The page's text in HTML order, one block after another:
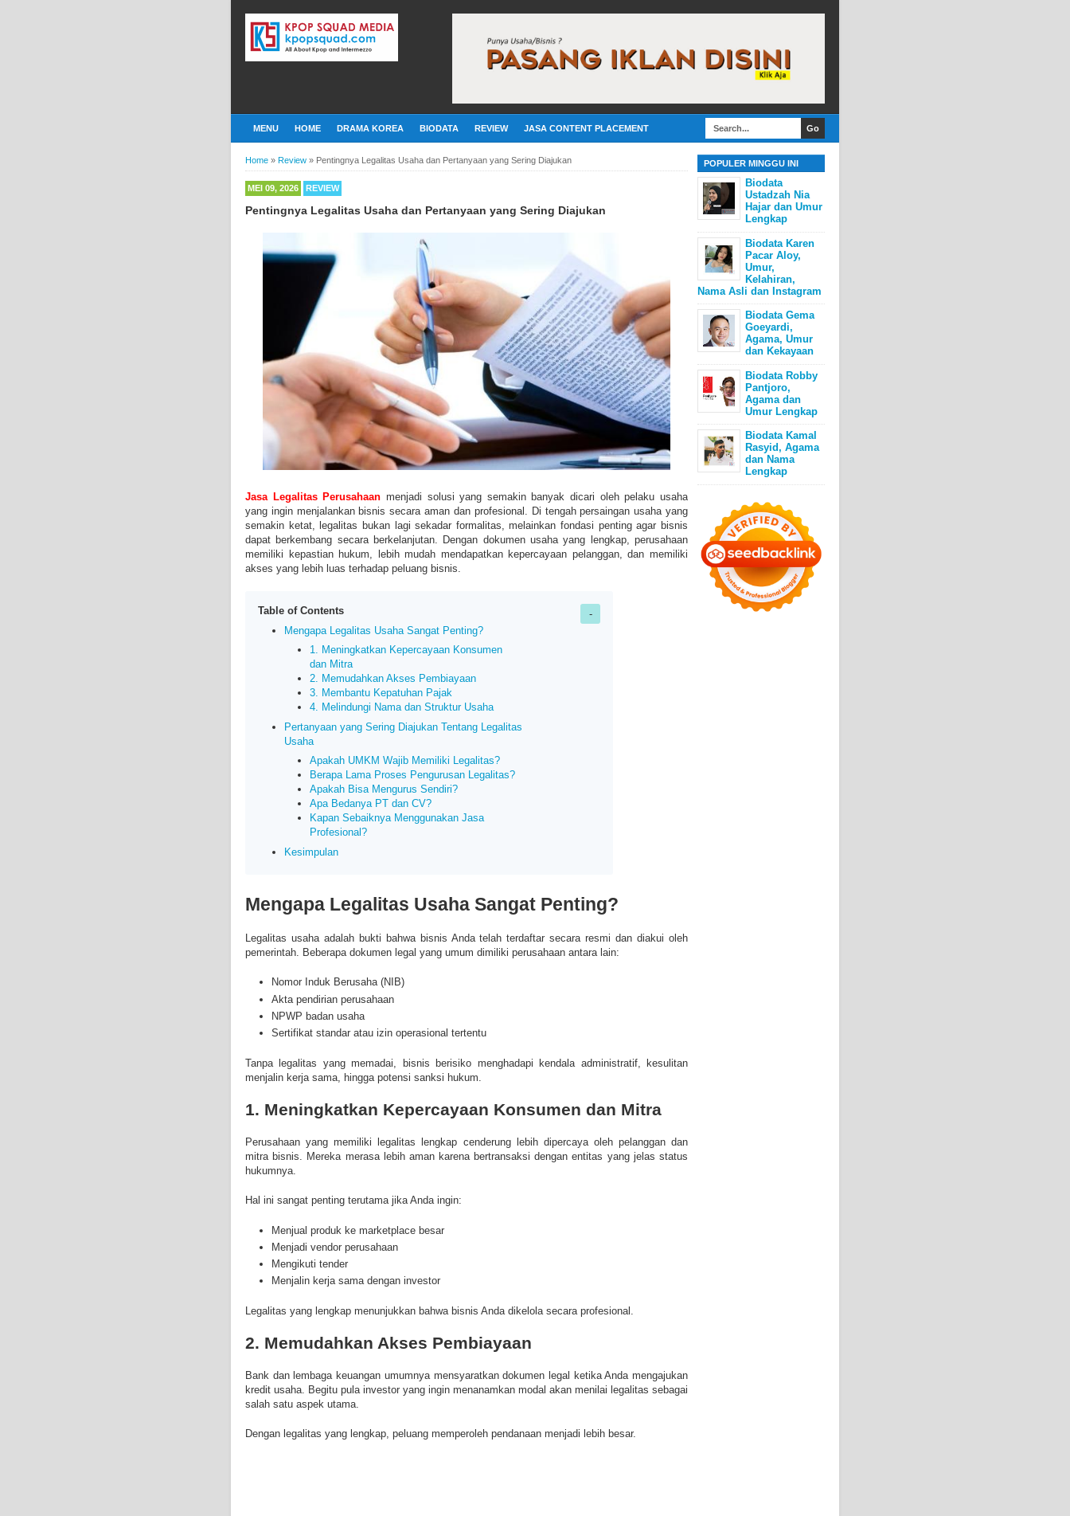
MENU HOME DRAMA KOREA BIODATA REVIEW JASA CONTENT PLACEMENT
Home » Review » Pentingnya Legalitas Usaha dan Pertanyaan yang Sering Diajukan
MEI 09, 2026 REVIEW
Pentingnya Legalitas Usaha dan Pertanyaan yang Sering Diajukan
Jasa Legalitas Perusahaan menjadi solusi yang semakin banyak dicari oleh pelaku usaha
yang ingin menjalankan bisnis secara aman dan profesional. Di tengah persaingan usaha yang
semakin ketat, legalitas bukan lagi sekadar formalitas, melainkan fondasi penting agar bisnis
dapat berkembang secara berkelanjutan. Dengan dokumen usaha yang lengkap, perusahaan
memiliki kepastian hukum, lebih mudah mendapatkan kepercayaan pelanggan, dan memiliki
akses yang lebih luas terhadap peluang bisnis.
Table of Contents
Mengapa Legalitas Usaha Sangat Penting?
1. Meningkatkan Kepercayaan Konsumen
dan Mitra
2. Memudahkan Akses Pembiayaan
3. Membantu Kepatuhan Pajak
4. Melindungi Nama dan Struktur Usaha
Pertanyaan yang Sering Diajukan Tentang Legalitas
Usaha
Apakah UMKM Wajib Memiliki Legalitas?
Berapa Lama Proses Pengurusan Legalitas?
Apakah Bisa Mengurus Sendiri?
Apa Bedanya PT dan CV?
Kapan Sebaiknya Menggunakan Jasa
Profesional?
Kesimpulan
Mengapa Legalitas Usaha Sangat Penting?
Legalitas usaha adalah bukti bahwa bisnis Anda telah terdaftar secara resmi dan diakui oleh
pemerintah. Beberapa dokumen legal yang umum dimiliki perusahaan antara lain:
Nomor Induk Berusaha (NIB)
Akta pendirian perusahaan
NPWP badan usaha
Sertifikat standar atau izin operasional tertentu
Tanpa legalitas yang memadai, bisnis berisiko menghadapi kendala administratif, kesulitan
menjalin kerja sama, hingga potensi sanksi hukum.
1. Meningkatkan Kepercayaan Konsumen dan Mitra
Perusahaan yang memiliki legalitas lengkap cenderung lebih dipercaya oleh pelanggan dan
mitra bisnis. Mereka merasa lebih aman karena bertransaksi dengan entitas yang jelas status
hukumnya.
Hal ini sangat penting terutama jika Anda ingin:
Menjual produk ke marketplace besar
Menjadi vendor perusahaan
Mengikuti tender
Menjalin kerja sama dengan investor
Legalitas yang lengkap menunjukkan bahwa bisnis Anda dikelola secara profesional.
2. Memudahkan Akses Pembiayaan
Bank dan lembaga keuangan umumnya mensyaratkan dokumen legal ketika Anda mengajukan
kredit usaha. Begitu pula investor yang ingin menanamkan modal akan menilai legalitas sebagai
salah satu aspek utama.
Dengan legalitas yang lengkap, peluang memperoleh pendanaan menjadi lebih besar.
POPULER MINGGU INI
Biodata
Ustadzah Nia
Hajar dan Umur
Lengkap
Biodata Karen
Pacar Aloy,
Umur,
Kelahiran,
Nama Asli dan Instagram
Biodata Gema
Goeyardi,
Agama, Umur
dan Kekayaan
Biodata Robby
Pantjoro,
Agama dan
Umur Lengkap
Biodata Kamal
Rasyid, Agama
dan Nama
Lengkap